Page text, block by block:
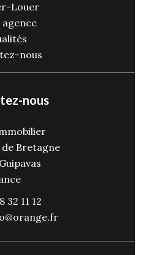
Louer
nous
nous
de Bretagne
Guipavas
32 11 12